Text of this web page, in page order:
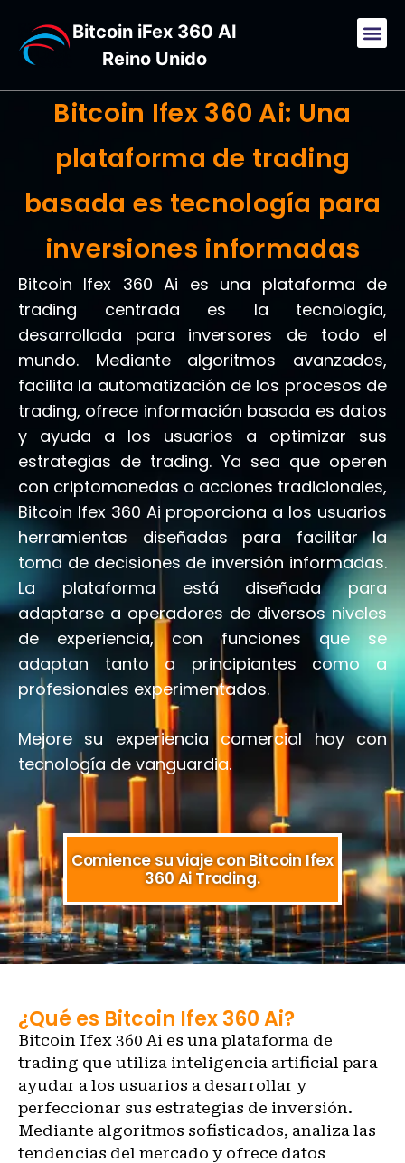
Bitcoin iFex 360 AI
Reino Unido
Bitcoin Ifex 360 Ai: Una
plataforma de trading
basada es tecnología para
inversiones informadas
Bitcoin Ifex 360 Ai es una plataforma de
trading centrada es la tecnología,
desarrollada para inversores de todo el
mundo. Mediante algoritmos avanzados,
facilita la automatización de los procesos de
trading, ofrece información basada es datos
y ayuda a los usuarios a optimizar sus
estrategias de trading. Ya sea que operen
con criptomonedas o acciones tradicionales,
Bitcoin Ifex 360 Ai proporciona a los usuarios
herramientas diseñadas para facilitar la
toma de decisiones de inversión informadas.
La plataforma está diseñada para
adaptarse a operadores de diversos niveles
de experiencia, con funciones que se
adaptan tanto a principiantes como a
profesionales experimentados.
Mejore su experiencia comercial hoy con
tecnología de vanguardia.
Comience su viaje con Bitcoin Ifex
360 Ai Trading.
¿Qué es Bitcoin Ifex 360 Ai?
Bitcoin Ifex 360 Ai es una plataforma de
trading que utiliza inteligencia artificial para
ayudar a los usuarios a desarrollar y
perfeccionar sus estrategias de inversión.
Mediante algoritmos sofisticados, analiza las
tendencias del mercado y ofrece datos